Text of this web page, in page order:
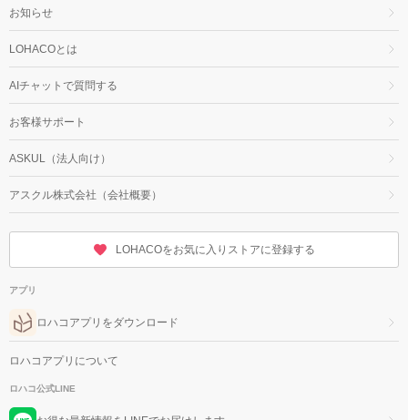
お知らせ
LOHACOとは
AIチャットで質問する
お客様サポート
ASKUL（法人向け）
アスクル株式会社（会社概要）
LOHACOをお気に入りストアに登録する
アプリ
ロハコアプリをダウンロード
ロハコアプリについて
ロハコ公式LINE